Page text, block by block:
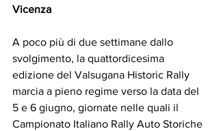
Vicenza
A poco più di due settimane dallo
svolgimento, la quattordicesima
edizione del Valsugana Historic Rally
marcia a pieno regime verso la data del
5 e 6 giugno, giornate nelle quali il
Campionato Italiano Rally Auto Storiche